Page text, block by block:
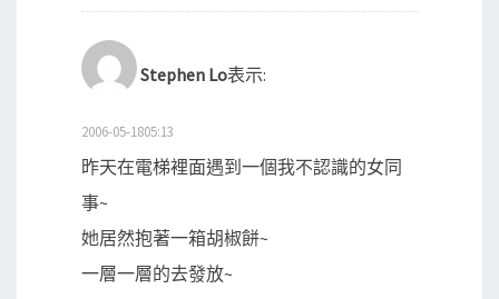
Stephen Lo表示:
2006-05-1805:13
昨天在電梯裡面遇到一個我不認識的女同
事~
她居然抱著一箱胡椒餅~
一層一層的去發放~